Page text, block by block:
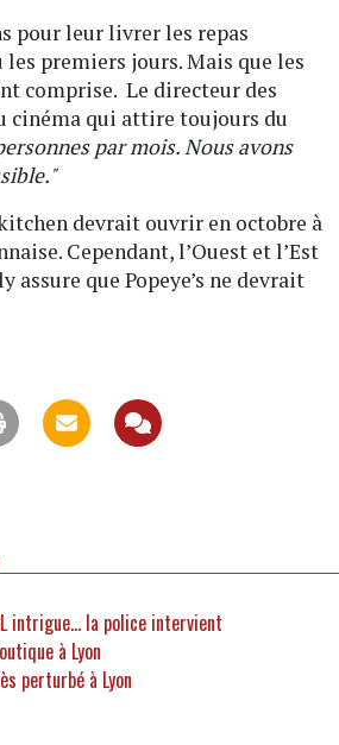
pour leur livrer les repas
premiers jours. Mais que les
comprise. Le directeur des
cinéma qui attire toujours du
par mois. Nous avons
devrait ouvrir en octobre à
Cependant, l’Ouest et l’Est
que Popeye’s ne devrait
intrigue... la police intervient
à Lyon
perturbé à Lyon